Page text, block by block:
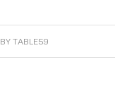
BYTABLE59